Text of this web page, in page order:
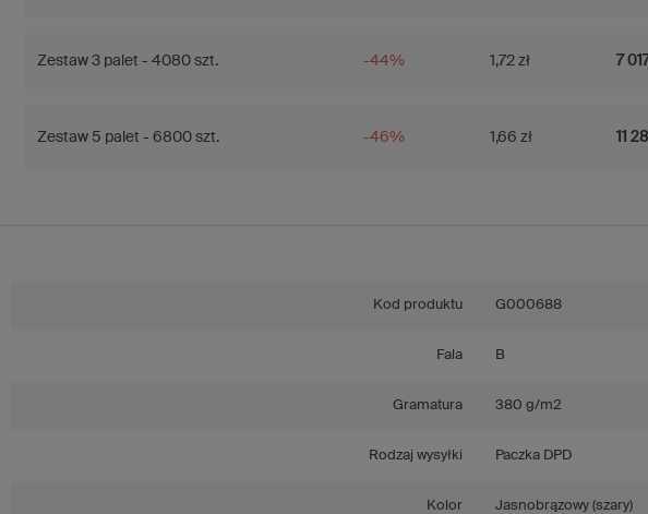
Zestaw 3 palet - 4080 szt. -44% 1,72 zł 7
Zestaw 5 palet - 6800 szt. -46% 1,66 zł 11
Kod produktu G000688
Fala B
Gramatura 380 g/m2
Rodzaj wysyłki Paczka DPD
Kolor Jasnobrązowy (szary)